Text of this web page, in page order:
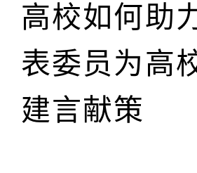
高校如何助
表委员为高
建言献策